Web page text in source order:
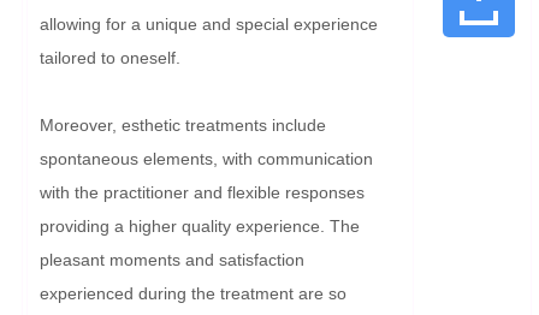
allowing for a unique and special experience
tailored to oneself.
Moreover, esthetic treatments include
spontaneous elements, with communication
with the practitioner and flexible responses
providing a higher quality experience. The
pleasant moments and satisfaction
experienced during the treatment are so